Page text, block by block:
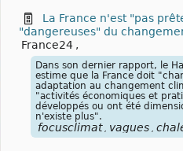
La France n'est "pas
"dangereuses" du
France24 ,
Dans son dernier rapport, le
estime que la France doit
adaptation au changement
"activités économiques et
développés ou ont été
n'existe plus".
focusclimat vagues